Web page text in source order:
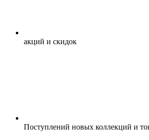
акций и скидок
Поступлений новых коллекций и